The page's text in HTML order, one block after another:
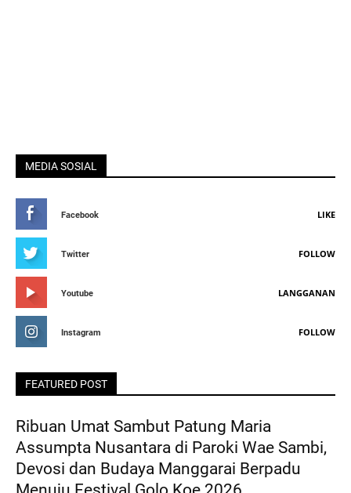
MEDIA SOSIAL
Facebook LIKE
Twitter FOLLOW
Youtube LANGGANAN
Instagram FOLLOW
FEATURED POST
Ribuan Umat Sambut Patung Maria
Assumpta Nusantara di Paroki Wae Sambi,
Devosi dan Budaya Manggarai Berpadu